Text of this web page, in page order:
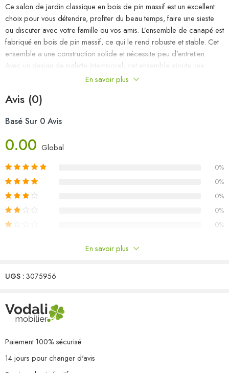
Ce salon de jardin classique en bois de pin massif est un excellent
choix pour vous détendre, profiter du beau temps, faire une sieste
ou discuter avec votre famille ou vos amis. L’ensemble de canapé est
fabriqué en bois de pin massif, ce qui le rend robuste et stable. Cet
ensemble a une construction solide et nécessite peu d’entretien.
Avec un design de palette intemporel, cet ensemble ajoute une
touche de charme rustique à votre espace de vie. Remarque : afin
recommandons de les protéger avec une housse imperméable.
Couleur : gris
Dimensions du canapé d’angle : 70 x 70 x 67 cm (l x P x H)
L’assemblage est requis
Capacité de charge maximale (par siège) : 110 kg
La livraison contient :
7 x canapé d’angle
5 x canapé central
En savoir plus
Avis (0)
Basé Sur 0 Avis
0.00 Global
0%
0%
0%
0%
0%
Il n'y a pas encore de critiques.
En savoir plus
UGS :3075956
Paiement 100% sécurisé
14 jours pour changer d'avis